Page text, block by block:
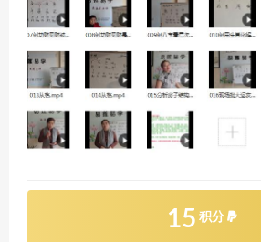
15 积分